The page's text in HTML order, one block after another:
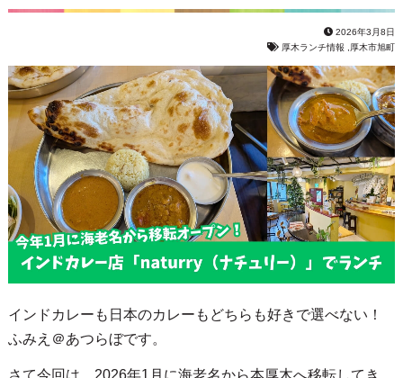
2026年3月8日
厚木ランチ情報
厚木市旭町
インドカレーも日本のカレーもどちらも好きで選べない！
ふみえ＠あつらぼです。